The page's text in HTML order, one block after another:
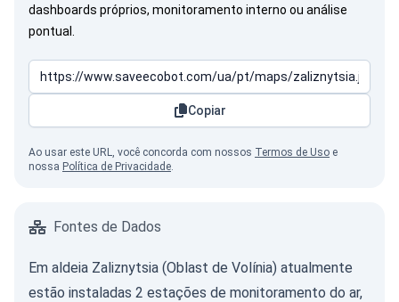
dashboards próprios, monitoramento interno ou análise
pontual.
Copiar
Ao usar este URL, você concorda com nossos Termos de Uso e
nossa Política de Privacidade.
Fontes de Dados
Em aldeia Zaliznytsia (Oblast de Volínia) atualmente
estão instaladas 2 estações de monitoramento do ar,